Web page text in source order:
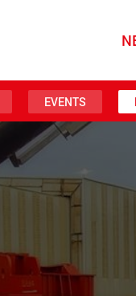
EVENTS